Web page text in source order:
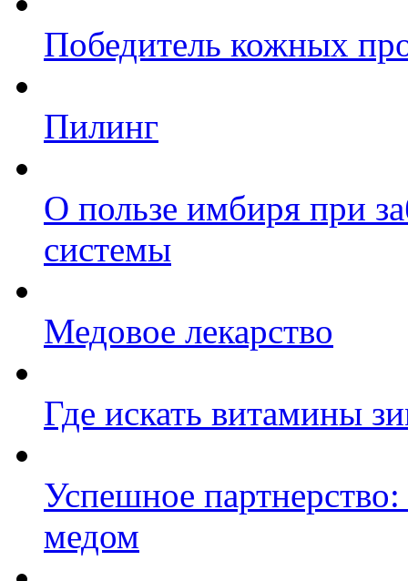
Победитель кожных
Пилинг
О пользе имбиря при
системы
Медовое лекарство
Где искать витамины
Успешное
медом